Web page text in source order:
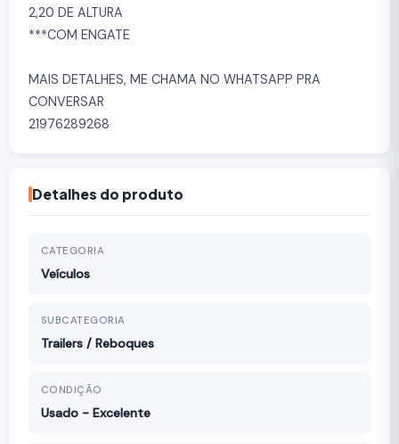
2,20 DE ALTURA
***COM ENGATE
MAIS DETALHES, ME CHAMA NO WHATSAPP PRA
CONVERSAR
21976289268
Detalhes do produto
CATEGORIA
Veículos
SUBCATEGORIA
Trailers / Reboques
CONDIÇÃO
Usado - Excelente